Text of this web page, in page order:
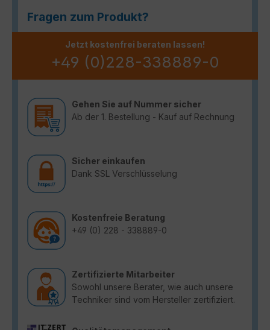
Fragen zum Produkt?
Jetzt kostenfrei beraten lassen!
+49 (0)228-338889-0
Gehen Sie auf Nummer sicher
Ab der 1. Bestellung - Kauf auf Rechnung
Sicher einkaufen
Dank SSL Verschlüsselung
Kostenfreie Beratung
+49 (0) 228 - 338889-0
Zertifizierte Mitarbeiter
Sowohl unsere Berater, wie auch unsere
Techniker sind vom Hersteller zertifiziert.